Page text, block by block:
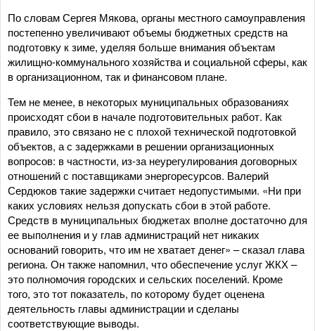
По словам Сергея Мякова, органы местного самоуправления
постепенно увеличивают объемы бюджетных средств на
подготовку к зиме, уделяя больше внимания объектам
жилищно-коммунального хозяйства и социальной сферы, как
в организационном, так и финансовом плане.
Тем не менее, в некоторых муниципальных образованиях
происходят сбои в начале подготовительных работ. Как
правило, это связано не с плохой технической подготовкой
объектов, а с задержками в решении организационных
вопросов: в частности, из-за неурегулирования договорных
отношений с поставщиками энергоресурсов. Валерий
Сердюков такие задержки считает недопустимыми. «Ни при
каких условиях нельзя допускать сбои в этой работе.
Средств в муниципальных бюджетах вполне достаточно для
ее выполнения и у глав администраций нет никаких
оснований говорить, что им не хватает денег» – сказал глава
региона. Он также напомнил, что обеспечение услуг ЖКХ –
это полномочия городских и сельских поселений. Кроме
того, это тот показатель, по которому будет оценена
деятельность главы администрации и сделаны
соответствующие выводы.